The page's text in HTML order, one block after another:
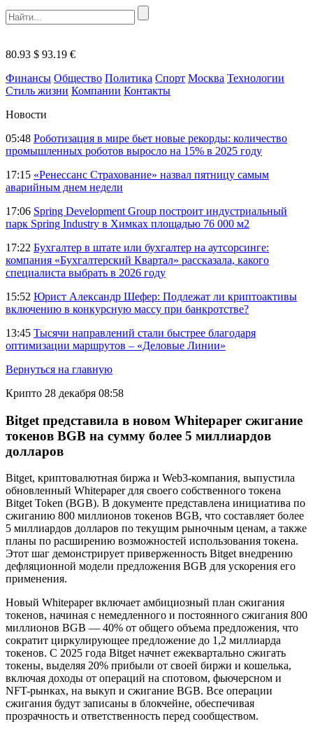
80.93 $ 93.19 €
Финансы Общество Политика Спорт Москва Технологии
Стиль жизни Компании Контакты
Новости
05:48 Роботизация в мире бьет новые рекорды: количество
промышленных роботов выросло на 15% в 2025 году
17:15 «Ренессанс Страхование» назвал пятницу самым
аварийным днем недели
17:06 Spring Development Group построит индустриальный
парк Spring Industry в Химках площадью 76 000 м2
17:22 Бухгалтер в штате или бухгалтер на аутсорсинге:
компания «Бухгалтерский Квартал» рассказала, какого
специалиста выбрать в 2026 году
15:52 Юрист Александр Шефер: Подлежат ли криптоактивы
включению в конкурсную массу при банкротстве?
13:45 Тысячи направлений стали быстрее благодаря
оптимизации маршрутов – «Деловые Линии»
Вернуться на главную
Крипто 28 декабря 08:58
Bitget представила в новом Whitepaper сжигание
токенов BGB на сумму более 5 миллиардов
долларов
Bitget, криптовалютная биржа и Web3-компания, выпустила
обновленный Whitepaper для своего собственного токена
Bitget Token (BGB). В документе представлена инициатива по
сжиганию 800 миллионов токенов BGB, что составляет более
5 миллиардов долларов по текущим рыночным ценам, а также
планы по расширению возможностей использования токена.
Этот шаг демонстрирует приверженность Bitget внедрению
дефляционной модели предложения BGB для ускорения его
применения.
Новый Whitepaper включает амбициозный план сжигания
токенов, начиная с немедленного и постоянного сжигания 800
миллионов BGB — 40% от общего объема предложения, что
сократит циркулирующее предложение до 1,2 миллиарда
токенов. С 2025 года Bitget начнет ежеквартально сжигать
токены, выделяя 20% прибыли от своей биржи и кошелька,
включая доходы от операций на спотовом, фьючерсном и
NFT-рынках, на выкуп и сжигание BGB. Все операции
сжигания будут записаны в блокчейне, обеспечивая
прозрачность и ответственность перед сообществом.